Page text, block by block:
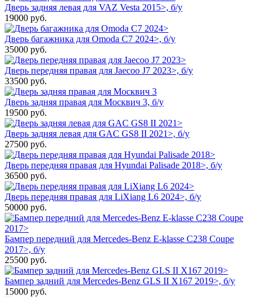
Дверь задняя левая для VAZ Vesta 2015>, б/у
19000 руб.
Дверь багажника для Omoda C7 2024>, б/у
35000 руб.
Дверь передняя правая для Jaecoo J7 2023>, б/у
33500 руб.
Дверь задняя правая для Москвич 3, б/у
19500 руб.
Дверь задняя левая для GAC GS8 II 2021>, б/у
27500 руб.
Дверь передняя правая для Hyundai Palisade 2018>, б/у
36500 руб.
Дверь передняя правая для LiXiang L6 2024>, б/у
50000 руб.
Бампер передний для Mercedes-Benz E-klasse C238 Coupe
2017>, б/у
25500 руб.
Бампер задний для Mercedes-Benz GLS II X167 2019>, б/у
15000 руб.